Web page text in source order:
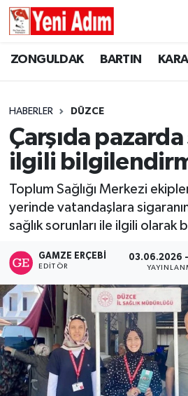
ZONGULDAK BARTIN
HABERLER DÜZCE
Çarşıda pazarda
ilgili
Toplum Sağlığı Merkezi
yerinde vatandaşlara
sağlık sorunları ile ilgili olarak
GAMZE ERÇEBI
EDITÖR
03.06.2026
ZONGULDAK
GÜNCEL
SİYASET
RESMİ İLAN
ZONGULDAK
GENEL
SPOR
SİYASET
SAĞLIK
GÜNCEL
RESMİ İLAN
Künye
Zonguldak Hava Durumu
Tüm Manşetler
Son Dakika Haberleri
Haber Arşivi